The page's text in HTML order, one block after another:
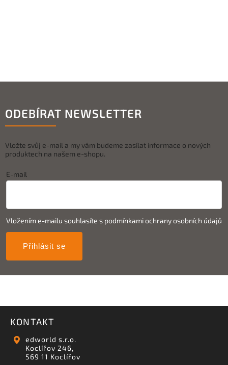
ODEBÍRAT NEWSLETTER
Vložte svůj e-mail a my vám budeme zasílat informace o nových
produktech na našem e-shopu.
E-mail
Vložením e-mailu souhlasíte s podmínkami ochrany osobních údajů
Přihlásit se
KONTAKT
edworld s.r.o.
Koclířov 246,
569 11 Koclířov